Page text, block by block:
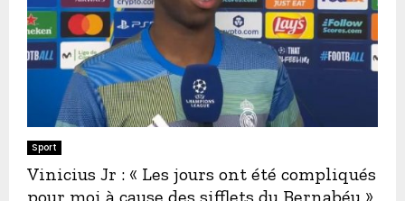
Sport
Vinicius Jr : « Les jours ont été compliqués